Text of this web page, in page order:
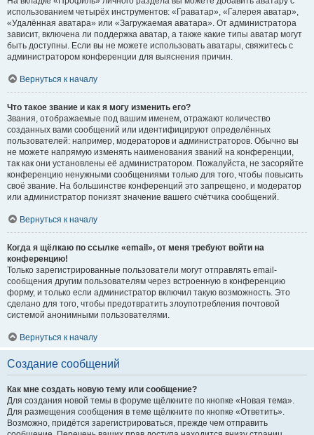
использованием четырёх инструментов: «Граватар», «Галерея аватар»,
«Удалённая аватара» или «Загружаемая аватара». От администратора
зависит, включена ли поддержка аватар, а также какие типы аватар могут
быть доступны. Если вы не можете использовать аватары, свяжитесь с
администратором конференции для выяснения причин.
Вернуться к началу
Что такое звание и как я могу изменить его?
Звания, отображаемые под вашим именем, отражают количество
созданных вами сообщений или идентифицируют определённых
пользователей: например, модераторов и администраторов. Обычно вы
не можете напрямую изменять наименования званий на конференции,
так как они установлены её администратором. Пожалуйста, не засоряйте
конференцию ненужными сообщениями только для того, чтобы повысить
своё звание. На большинстве конференций это запрещено, и модератор
или администратор понизят значение вашего счётчика сообщений.
Вернуться к началу
Когда я щёлкаю по ссылке «email», от меня требуют войти на
конференцию!
Только зарегистрированные пользователи могут отправлять email-
сообщения другим пользователям через встроенную в конференцию
форму, и только если администратор включил такую возможность. Это
сделано для того, чтобы предотвратить злоупотребления почтовой
системой анонимными пользователями.
Вернуться к началу
Создание сообщений
Как мне создать новую тему или сообщение?
Для создания новой темы в форуме щёлкните по кнопке «Новая тема».
Для размещения сообщения в теме щёлкните по кнопке «Ответить».
Возможно, придётся зарегистрироваться, прежде чем отправить